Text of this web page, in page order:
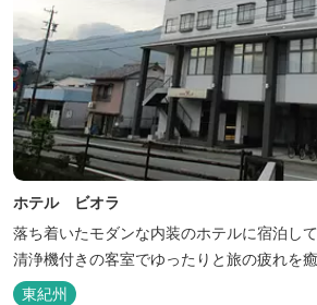
ホテル ビオラ
落ち着いたモダンな内装のホテルに宿泊し
清浄機付きの客室でゆったりと旅の疲れを癒
東紀州